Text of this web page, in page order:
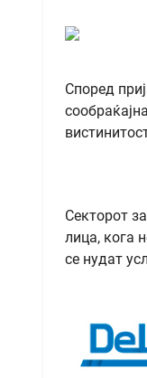
Според
Секторот
лица, кога
се нудат